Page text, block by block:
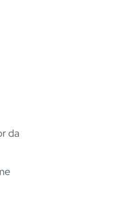
da